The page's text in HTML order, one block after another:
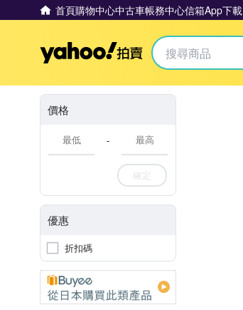
首頁購物中心中古車帳務中心信箱App下載
Yahoo拍賣
價格
-
確定
優惠
折扣碼